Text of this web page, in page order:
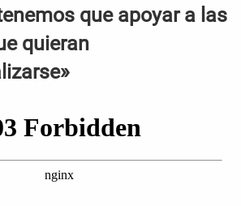
que apoyar a las
quieran